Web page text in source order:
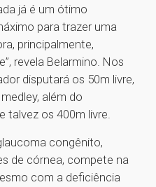
já é um ótimo
para trazer uma
principalmente,
revela Belarmino. Nos
disputará os 50m livre,
além do
talvez os 400m livre.
congênito,
de córnea, compete na
com a deficiência